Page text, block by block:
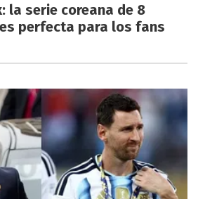
la serie coreana de 8
perfecta para los fans